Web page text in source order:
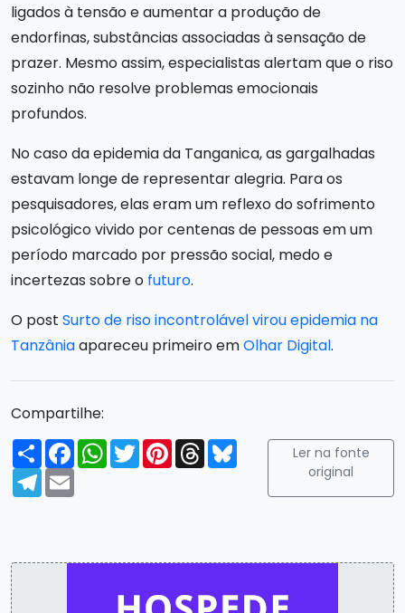
ligados à tensão e aumentar a produção de
endorfinas, substâncias associadas à sensação de
prazer. Mesmo assim, especialistas alertam que o riso
sozinho não resolve problemas emocionais
profundos.
No caso da epidemia da Tanganica, as gargalhadas
estavam longe de representar alegria. Para os
pesquisadores, elas eram um reflexo do sofrimento
psicológico vivido por centenas de pessoas em um
período marcado por pressão social, medo e
incertezas sobre o futuro.
O post Surto de riso incontrolável virou epidemia na
Tanzâniaapareceu primeiro emOlhar Digital.
Compartilhe:
Compartilhar
FacebookWhatsApp
TwitterPinterest
ThreadsBluesky
Telegram
Email
Ler na fonte
original